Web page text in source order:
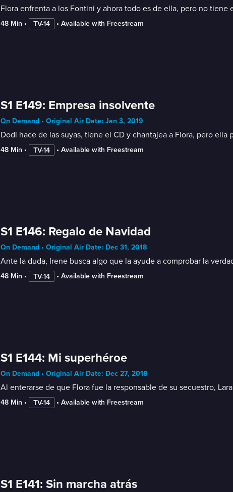
Flora enfrenta a los Fontini y ahora todo es de ella, pero no
48 Min • TV-14 • Available with Freestream
S1 E149: Empresa insolvente
On Demand • Original Air Date: Jan 3, 2019
Dodi hace de las suyas, tiene el CD y chantajea a Flora, pero
48 Min • TV-14 • Available with Freestream
S1 E146: Regalo de Navidad
On Demand • Original Air Date: Dec 31, 2018
Ante la duda, Irene busca algo que la ayude a comprobar la
48 Min • TV-14 • Available with Freestream
S1 E144: Mi superhéroe
On Demand • Original Air Date: Dec 27, 2018
Al enterarse de que Flora fue la responsable de su secuestro,
48 Min • TV-14 • Available with Freestream
S1 E141: Sin marcha atrás